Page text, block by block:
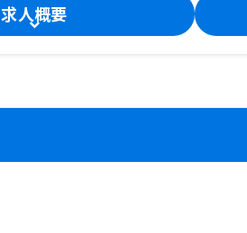
求人概要